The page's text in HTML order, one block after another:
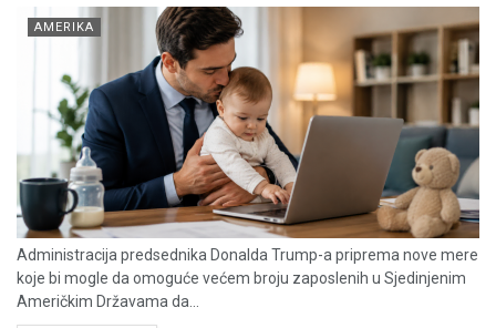
AMERIKA
Administracija predsednika Donalda Trump-a priprema nove mere
koje bi mogle da omoguće većem broju zaposlenih u Sjedinjenim
Američkim Državama da...